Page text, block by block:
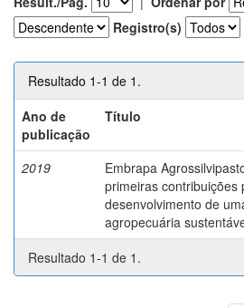
Registro(s)
Resultado 1-1 de 1.
Ano de
publicação
Título
2019
Embrapa
primeiras contribuições
desenvolvimento de
agropecuária
Resultado 1-1 de 1.